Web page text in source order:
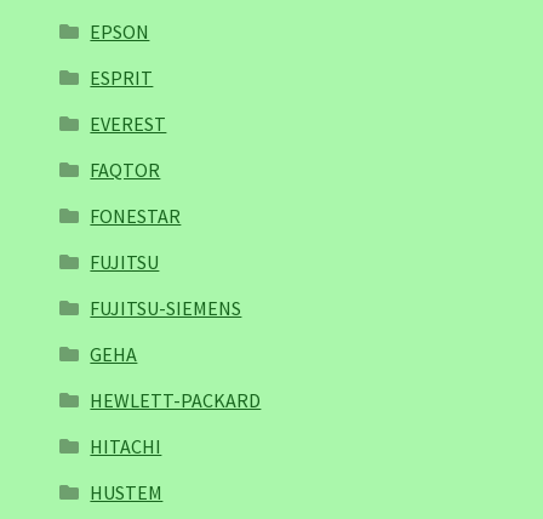
EPSON
ESPRIT
EVEREST
FAQTOR
FONESTAR
FUJITSU
FUJITSU-SIEMENS
GEHA
HEWLETT-PACKARD
HITACHI
HUSTEM